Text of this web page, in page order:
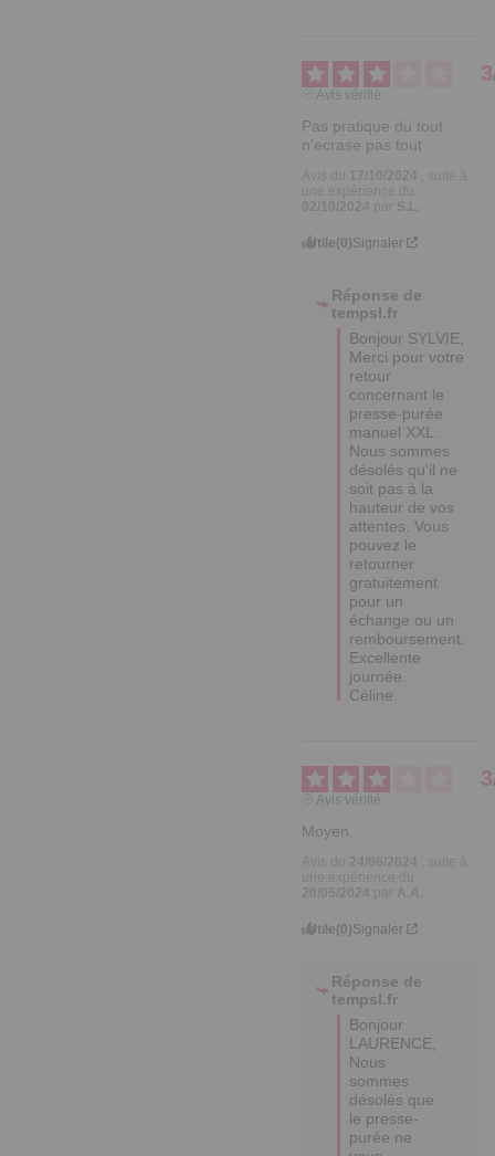
3
Avis vérifié
Pas pratique du tout
n'ecrase pas tout
17/10/2024
une expérience du
02/10/2024
par S.L.
Utile(0)Signaler
Réponse de
tempsl.fr
Bonjour SYLVIE,
Merci pour votre
retour
concernant le
presse-purée
manuel XXL.
Nous sommes
désolés qu'il ne
soit pas à la
hauteur de vos
attentes. Vous
pouvez le
retourner
gratuitement
pour un
échange ou un
remboursement.
Excellente
journée.
Céline.
3
Avis vérifié
Moyen.
24/06/2024
, suite à
20/05/2024
A.A.
Utile(0)Signaler
Réponse de
tempsl.fr
Bonjour
LAURENCE,
Nous
sommes
désolés que
le presse-
purée ne